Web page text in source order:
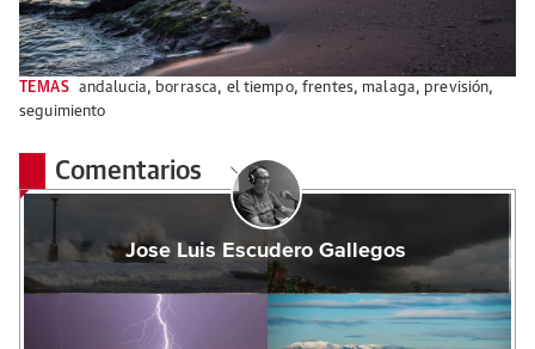
TEMAS andalucia, borrasca, el tiempo, frentes, malaga, previsión,
seguimiento
Comentarios
Jose Luis Escudero Gallegos